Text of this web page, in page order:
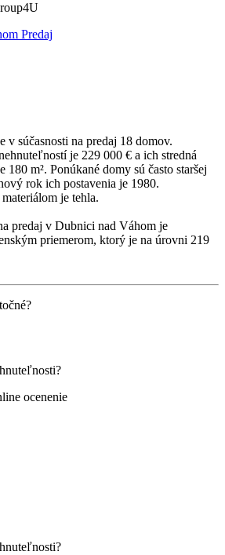
Predaj
súčasnosti na predaj 18 domov.
je 229 000 € a ich stredná
180 m². Ponúkané domy sú často staršej
rok ich postavenia je 1980.
je tehla.
predaj v Dubnici nad Váhom je
priemerom, ktorý je na úrovni 219
ocenenie